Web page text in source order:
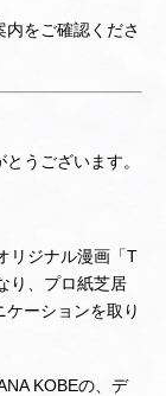
をご確認くださ
うございます。
リジナル漫画「T
り、プロ紙芝居
ーションを取り
KOBEの、デ